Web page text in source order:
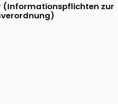
(Informationspflichten zur